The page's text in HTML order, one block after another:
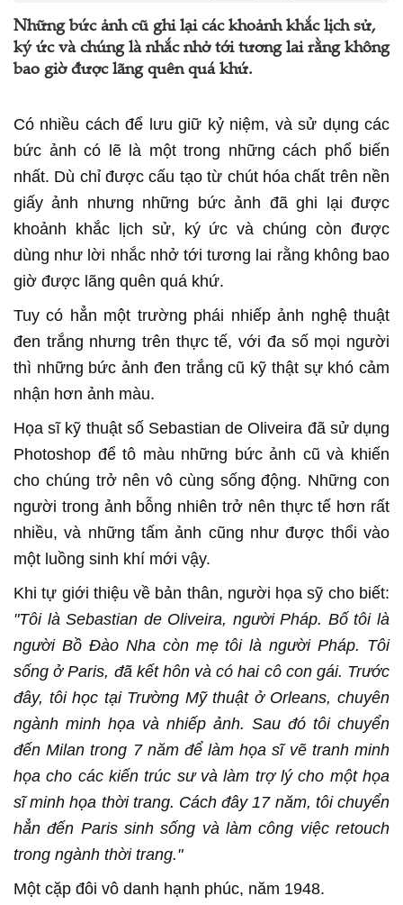
Những bức ảnh cũ ghi lại các khoảnh khắc lịch sử,
ký ức và chúng là nhắc nhở tới tương lai rằng không
bao giờ được lãng quên quá khứ.
Có nhiều cách để lưu giữ kỷ niệm, và sử dụng các
bức ảnh có lẽ là một trong những cách phổ biến
nhất. Dù chỉ được cấu tạo từ chút hóa chất trên nền
giấy ảnh nhưng những bức ảnh đã ghi lại được
khoảnh khắc lịch sử, ký ức và chúng còn được
dùng như lời nhắc nhở tới tương lai rằng không bao
giờ được lãng quên quá khứ.
Tuy có hẳn một trường phái nhiếp ảnh nghệ thuật
đen trắng nhưng trên thực tế, với đa số mọi người
thì những bức ảnh đen trắng cũ kỹ thật sự khó cảm
nhận hơn ảnh màu.
Họa sĩ kỹ thuật số Sebastian de Oliveira đã sử dụng
Photoshop để tô màu những bức ảnh cũ và khiến
cho chúng trở nên vô cùng sống động. Những con
người trong ảnh bỗng nhiên trở nên thực tế hơn rất
nhiều, và những tấm ảnh cũng như được thổi vào
một luồng sinh khí mới vậy.
Khi tự giới thiệu về bản thân, người họa sỹ cho biết:
"Tôi là Sebastian de Oliveira, người Pháp. Bố tôi là
người Bồ Đào Nha còn mẹ tôi là người Pháp. Tôi
sống ở Paris, đã kết hôn và có hai cô con gái. Trước
đây, tôi học tại Trường Mỹ thuật ở Orleans, chuyên
ngành minh họa và nhiếp ảnh. Sau đó tôi chuyển
đến Milan trong 7 năm để làm họa sĩ vẽ tranh minh
họa cho các kiến trúc sư và làm trợ lý cho một họa
sĩ minh họa thời trang. Cách đây 17 năm, tôi chuyển
hẳn đến Paris sinh sống và làm công việc retouch
trong ngành thời trang."
Một cặp đôi vô danh hạnh phúc, năm 1948.